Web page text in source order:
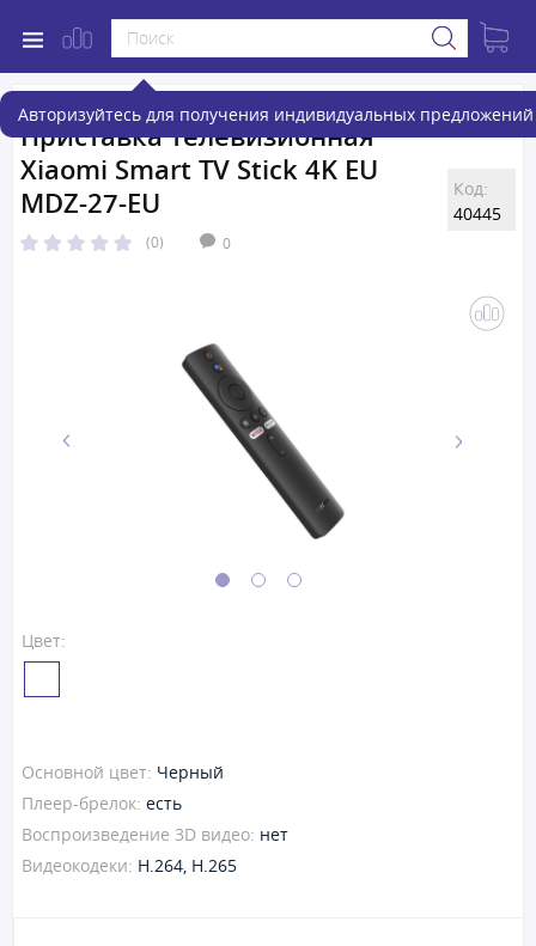
Авторизуйтесь для получения индивидуальных предложений
Приставка телевизионная
Xiaomi Smart TV Stick 4K EU
MDZ-27-EU
(0) 0
Код:
40445
Цвет:
Основной цвет: Черный
Плеер-брелок: есть
Воспроизведение 3D видео: нет
Видеокодеки: H.264, H.265